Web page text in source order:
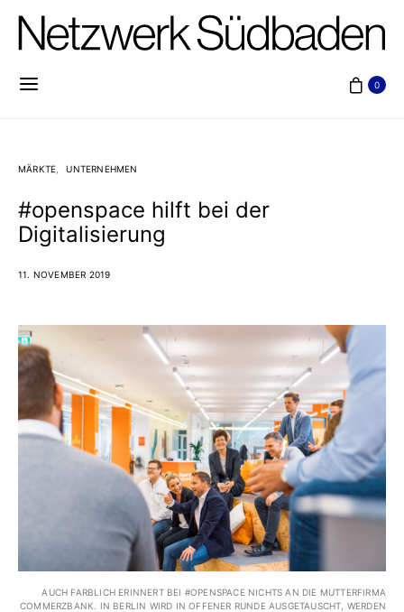
0
MÄRKTE UNTERNEHMEN
#openspace hilft bei der
Digitalisierung
11. NOVEMBER 2019
AUCH FARBLICH ERINNERT BEI #OPENSPACE NICHTS AN DIE MUTTERFIRMA
COMMERZBANK. IN BERLIN WIRD IN OFFENER RUNDE AUSGETAUSCHT, WERDEN